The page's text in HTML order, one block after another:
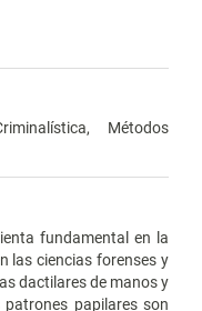
Métodos
fundamental en la
las ciencias forenses y
dactilares de manos y
papilares son